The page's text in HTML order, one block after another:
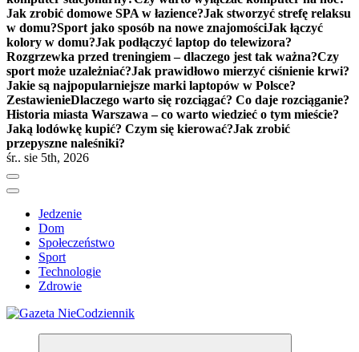
Jak zrobić domowe SPA w łazience?Jak stworzyć strefę relaksu
w domu?Sport jako sposób na nowe znajomościJak łączyć
kolory w domu?Jak podłączyć laptop do telewizora?
Rozgrzewka przed treningiem – dlaczego jest tak ważna?Czy
sport może uzależniać?Jak prawidłowo mierzyć ciśnienie krwi?
Jakie są najpopularniejsze marki laptopów w Polsce?
ZestawienieDlaczego warto się rozciągać? Co daje rozciąganie?
Historia miasta Warszawa – co warto wiedzieć o tym mieście?
Jaką lodówkę kupić? Czym się kierować?Jak zrobić
przepyszne naleśniki?
śr.. sie 5th, 2026
Jedzenie
Dom
Społeczeństwo
Sport
Technologie
Zdrowie